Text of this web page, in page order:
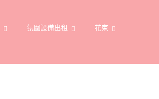
氛圍設備出租 花束